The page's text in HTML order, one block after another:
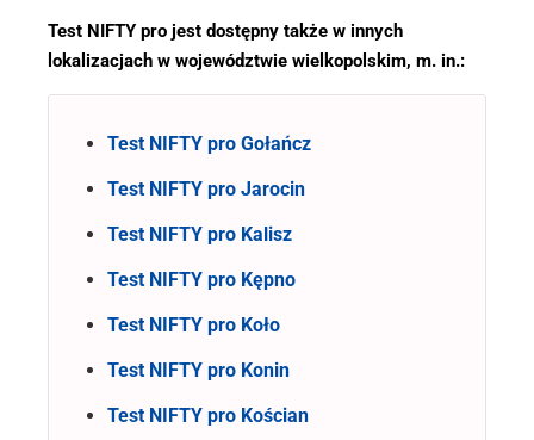
Test NIFTY pro jest dostępny także w innych
lokalizacjach w województwie wielkopolskim, m. in.:
Test NIFTY pro Gołańcz
Test NIFTY pro Jarocin
Test NIFTY pro Kalisz
Test NIFTY pro Kępno
Test NIFTY pro Koło
Test NIFTY pro Konin
Test NIFTY pro Kościan